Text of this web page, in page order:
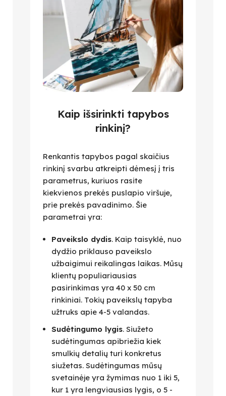
Kaip išsirinkti tapybos
rinkinį?
Renkantis tapybos pagal skaičius
rinkinį svarbu atkreipti dėmesį į tris
parametrus, kuriuos rasite
kiekvienos prekės puslapio viršuje,
prie prekės pavadinimo. Šie
parametrai yra:
Paveikslo dydis. Kaip taisyklė, nuo
dydžio priklauso paveikslo
užbaigimui reikalingas laikas. Mūsų
klientų populiariausias
pasirinkimas yra 40 x 50 cm
rinkiniai. Tokių paveikslų tapyba
užtruks apie 4-5 valandas.
Sudėtingumo lygis. Siužeto
sudėtingumas apibriežia kiek
smulkių detalių turi konkretus
siužetas. Sudėtingumas mūsų
svetainėje yra žymimas nuo 1 iki 5,
kur 1 yra lengviausias lygis, o 5 -